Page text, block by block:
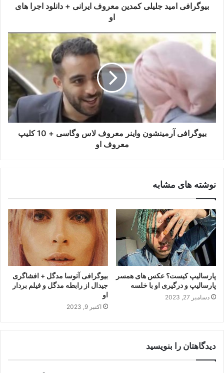
بیوگرافی امید جلیلی کمدین معروف ایرانی + دانلود اجرا های
او
بیوگرافی آرمینشون واینر معروف لاس وگاسی + 10 کلیپ
معروف او
نوشته های مشابه
پارسالیپ کیست؟ عکس های همسر
پارسالیپ و درگیری او با خلسه
دسامبر 27, 2023
بیوگرافی آتوسا مدگل + افشاگری
جیدال از رابطه مدگل و فیلم بردار
او
اکتبر 9, 2023
دیدگاهتان را بنویسید